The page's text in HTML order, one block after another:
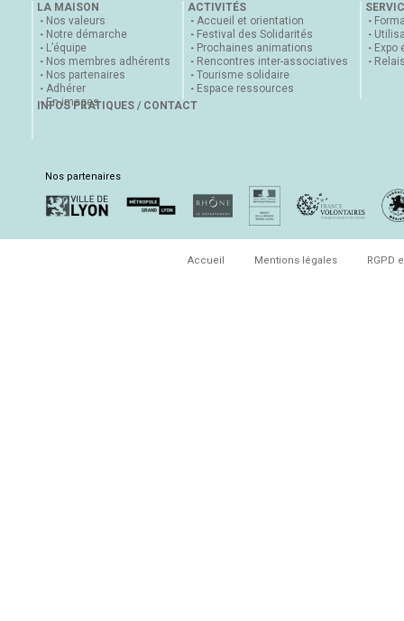
LA MAISON
Nos valeurs
Notre démarche
L’équipe
Nos membres adhérents
Nos partenaires
Adhérer
En images
ACTIVITÉS
Accueil et orientation
Festival des Solidarités
Prochaines animations
Rencontres inter-associatives
Tourisme solidaire
Espace ressources
Expo
INFOS PRATIQUES / CONTACT
Nos partenaires
Accueil Mentions légales RGPD